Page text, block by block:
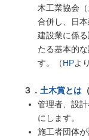
木工業協会
合併し、日
建設業に係
たる基本的
す。（HPよ
３．土木賞とは
管理者、設
にします。
施工者団体